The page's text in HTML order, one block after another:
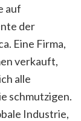
auf
der
Eine Firma,
verkauft,
alle
schmutzigen.
Industrie,